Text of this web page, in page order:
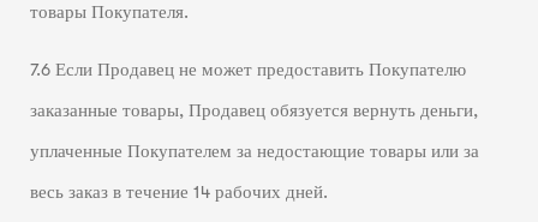
товары Покупателя.
7.6 Если Продавец не может предоставить Покупателю
заказанные товары, Продавец обязуется вернуть деньги,
уплаченные Покупателем за недостающие товары или за
весь заказ в течение 14 рабочих дней.